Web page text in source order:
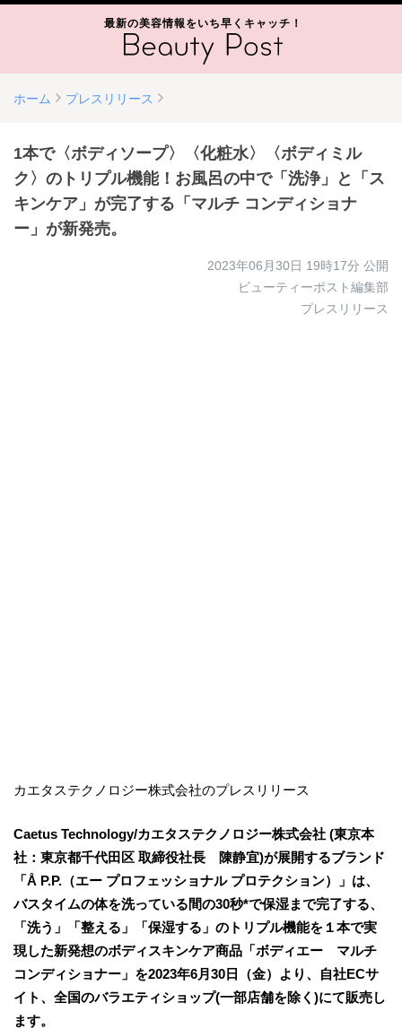
最新の美容情報をいち早くキャッチ！
ホーム プレスリリース
1本で〈ボディソープ〉〈化粧水〉〈ボディミル
ク〉のトリプル機能！お風呂の中で「洗浄」と「ス
キンケア」が完了する「マルチ コンディショナ
ー」が新発売。
2023年06月30日 19時17分 公開
ビューティーポスト編集部
プレスリリース
カエタステクノロジー株式会社のプレスリリース
Caetus Technology/カエタステクノロジー株式会社 (東京本
社：東京都千代田区 取締役社長 陳静宜)が展開するブランド
「Å P.P.（エー プロフェッショナル プロテクション）」は、
バスタイムの体を洗っている間の30秒*で保湿まで完了する、
「洗う」「整える」「保湿する」のトリプル機能を１本で実
現した新発想のボディスキンケア商品「ボディエー マルチ
コンディショナー」を2023年6月30日（金）より、自社ECサ
イト、全国のバラエティショップ(一部店舗を除く)にて販売し
ます。